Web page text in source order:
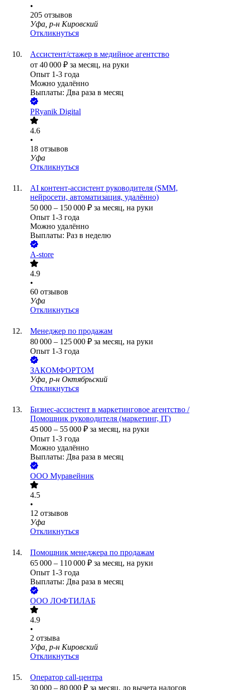
•
205 отзывов
Уфа, р-н Кировский
Откликнуться
Ассистент/стажер в медийное агентство
от 40 000 ₽ за месяц, на руки
Опыт 1-3 года
Можно удалённо
Выплаты: Два раза в месяц
PRyanik Digital
4.6
•
18 отзывов
Уфа
Откликнуться
AI контент-ассистент руководителя (SMM,
нейросети, автоматизация, удалённо)
50 000 – 150 000 ₽ за месяц, на руки
Опыт 1-3 года
Можно удалённо
Выплаты: Раз в неделю
A-store
4.9
•
60 отзывов
Уфа
Откликнуться
Менеджер по продажам
80 000 – 125 000 ₽ за месяц, на руки
Опыт 1-3 года
ЗАКОМФОРТОМ
Уфа, р-н Октябрьский
Откликнуться
Бизнес-ассистент в маркетинговое агентство /
Помощник руководителя (маркетинг, IT)
45 000 – 55 000 ₽ за месяц, на руки
Опыт 1-3 года
Можно удалённо
Выплаты: Два раза в месяц
ООО Муравейник
4.5
•
12 отзывов
Уфа
Откликнуться
Помощник менеджера по продажам
65 000 – 110 000 ₽ за месяц, на руки
Опыт 1-3 года
Выплаты: Два раза в месяц
ООО ЛОФТИЛАБ
4.9
•
2 отзыва
Уфа, р-н Кировский
Откликнуться
Оператор call-центра
30 000 – 80 000 ₽ за месяц, до вычета налогов